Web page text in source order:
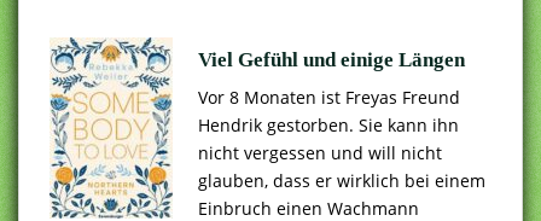
Viel Gefühl und einige Längen
Vor 8 Monaten ist Freyas Freund
Hendrik gestorben. Sie kann ihn
nicht vergessen und will nicht
glauben, dass er wirklich bei einem
Einbruch einen Wachmann